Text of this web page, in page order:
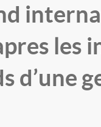
les
d’une